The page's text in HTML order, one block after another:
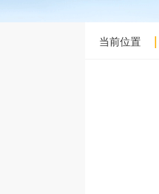
当前位置